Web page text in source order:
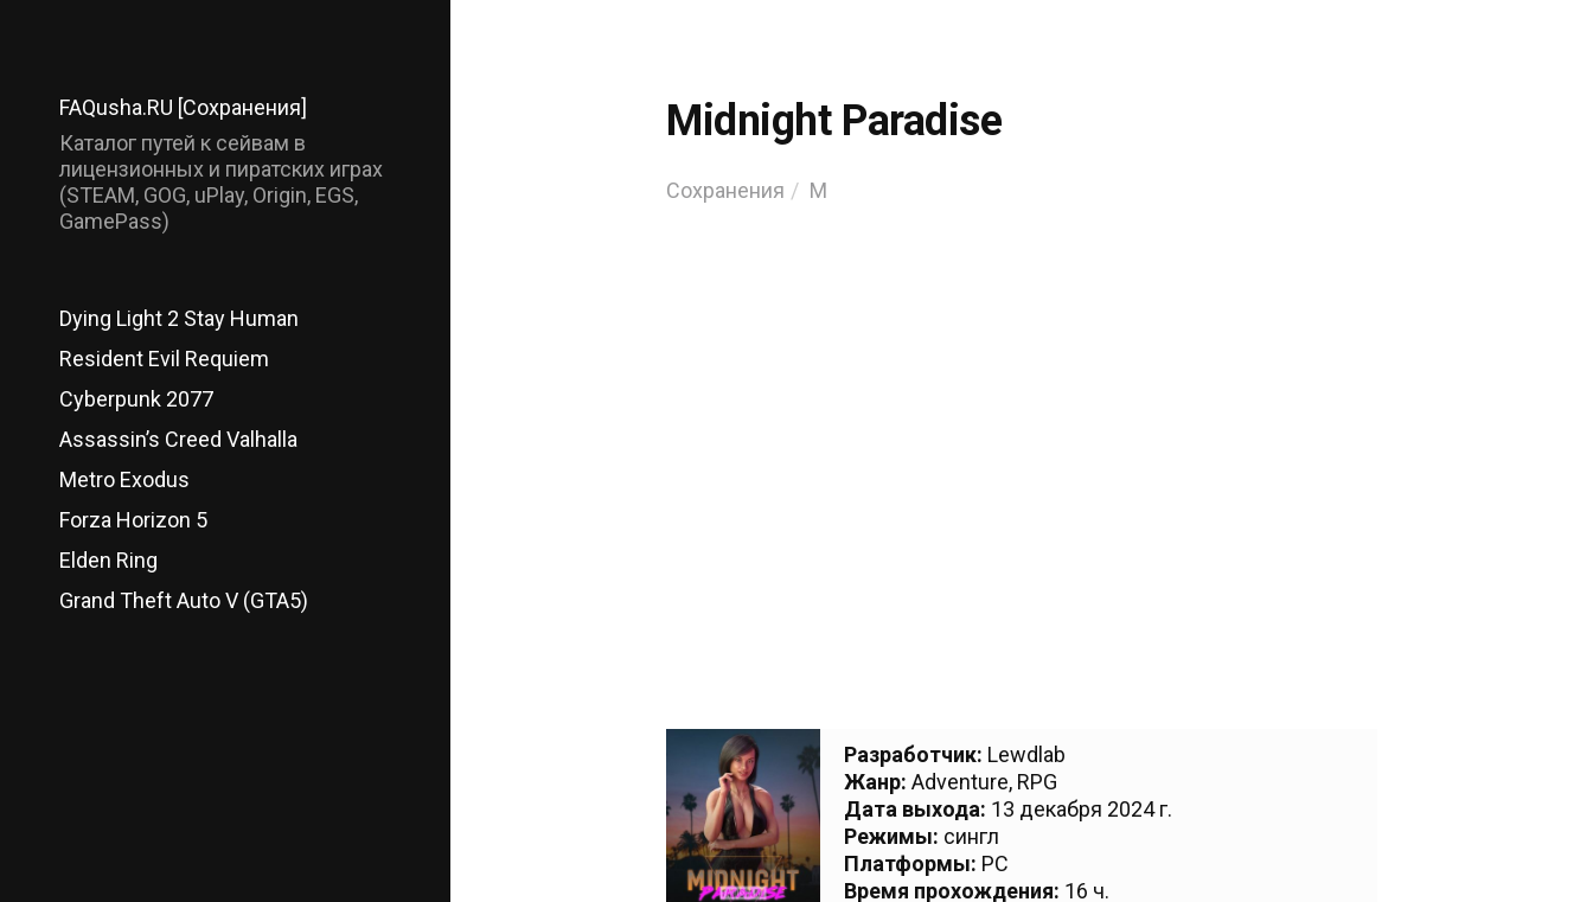
FAQusha.RU [Сохранения]
Каталог путей к сейвам в
лицензионных и пиратских играх
(STEAM, GOG, uPlay, Origin, EGS,
GamePass)
Dying Light 2 Stay Human
Resident Evil Requiem
Cyberpunk 2077
Assassin’s Creed Valhalla
Metro Exodus
Forza Horizon 5
Elden Ring
Grand Theft Auto V (GTA5)
Midnight Paradise
Сохранения M
Разработчик: Lewdlab
Жанр: Adventure, RPG
Дата выхода: 13 декабря 2024 г.
Режимы: сингл
Платформы: PC
Время прохождения: 16 ч.